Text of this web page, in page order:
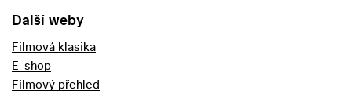
Další weby
Filmová klasika
E-shop
Filmový přehled